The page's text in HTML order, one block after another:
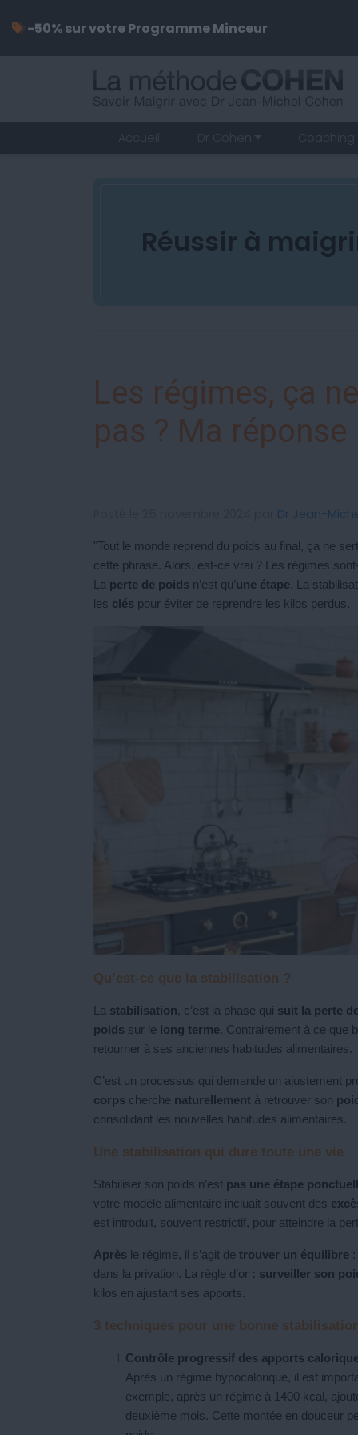
Réussir à
Les régimes, ça
pas ? Ma réponse
Dr Jean-
"Tout le monde reprend du poids au final, ça ne
cette phrase. Alors, est-ce vrai ? Les régimes
La perte de poids n’est qu’une étape. La
les clés pour éviter de reprendre les kilos perdus.
Qu’est-ce que la stabilisation ?
La stabilisation, c’est la phase qui suit la perte
poids sur le long terme. Contrairement à ce que
retourner à ses anciennes habitudes alimentaires.
C’est un processus qui demande un ajustement
corps cherche naturellement à retrouver son
consolidant les nouvelles habitudes alimentaires.
Une stabilisation qui dure toute une vie
Stabiliser son poids n’est pas une étape
votre modèle alimentaire incluait souvent des
est introduit, souvent restrictif, pour atteindre la
Après le régime, il s’agit de trouver un équilibre
dans la privation. La règle d’or : surveiller son
kilos en ajustant ses apports.
3 techniques pour une bonne
Contrôle progressif des apports
Après un régime hypocalorique, il est
exemple, après un régime à 1400 kcal,
deuxième mois. Cette montée en douceur
-50% sur votre Programme Minceur